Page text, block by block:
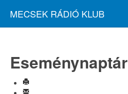
MECSEK RÁDIÓ KLUB
Eseménynaptár